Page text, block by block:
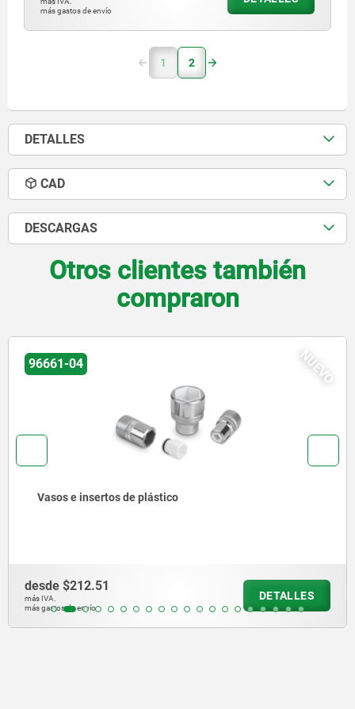
más gastos de envío
1 2
DETALLES
CAD
DESCARGAS
Otros clientes también
compraron
05610
Dispositivos de sujeción pivotante neumáticos
desde$7,375.17
más IVA.
más gastos de envío
DETALLES